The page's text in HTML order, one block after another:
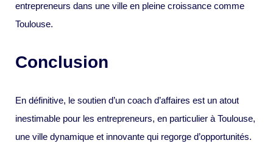
entrepreneurs dans une ville en pleine croissance comme
Toulouse.
Conclusion
En définitive, le soutien d’un coach d’affaires est un atout
inestimable pour les entrepreneurs, en particulier à Toulouse,
une ville dynamique et innovante qui regorge d’opportunités.